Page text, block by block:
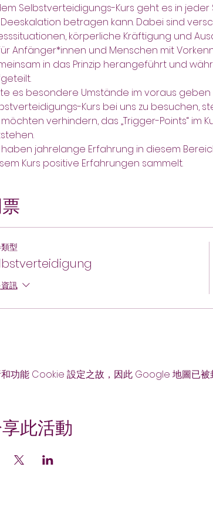
Selbstverteidigungs-Kurs geht es in
betragen kann. Dabei sind
körperliche Kräftigung und
Anfänger*innen und Menschen mit
in das Prinzip herangeführt und
es besondere Umstände im voraus
Kurs bei uns zu besuchen,
möchten verhindern, das „Trigger-Points“
haben jahrelange Erfahrung in diesem
Kurs positive Erfahrungen sammelt.
型
訊
功能 Cookie 設定之故，因此 Google 地圖已被
此活動